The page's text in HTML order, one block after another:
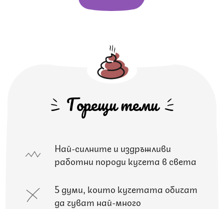
Горещи теми
Най-силните и издръжливи
работни породи кучета в света
5 думи, които кучетата обичат
да чуват най-много